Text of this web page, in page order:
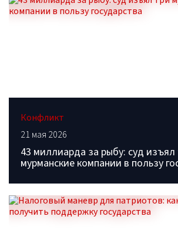
Конфликт
21 мая 2026
43 миллиарда за рыбу: суд изъял
мурманские компании в пользу